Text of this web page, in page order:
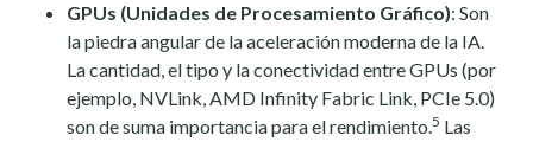
GPUs (Unidades de Procesamiento Gráfico): Son
la piedra angular de la aceleración moderna de la IA.
La cantidad, el tipo y la conectividad entre GPUs (por
ejemplo, NVLink, AMD Infinity Fabric Link, PCIe 5.0)
son de suma importancia para el rendimiento.5 Las